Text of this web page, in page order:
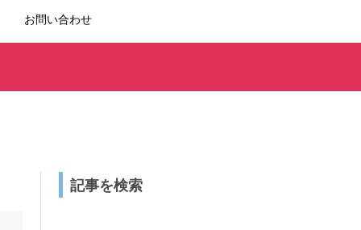
お問い合わせ
記事を検索